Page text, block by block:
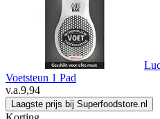
Voetsteun 1 Pad
v.a.9,94
Laagste prijs bij Superfoodstore.nl